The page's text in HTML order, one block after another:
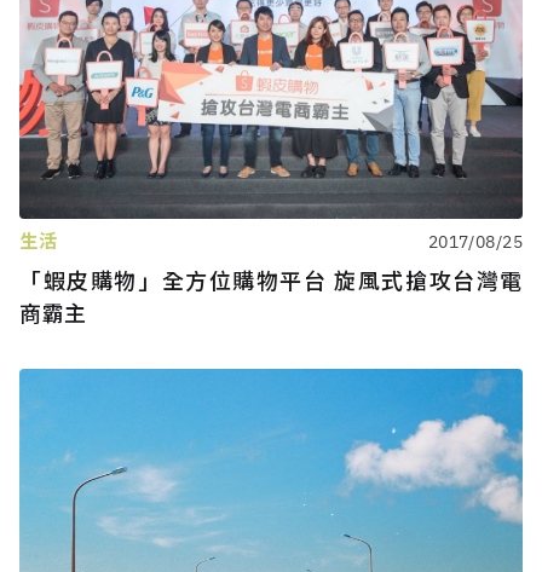
生活 2017/08/25
「蝦皮購物」全方位購物平台 旋風式搶攻台灣電
商霸主